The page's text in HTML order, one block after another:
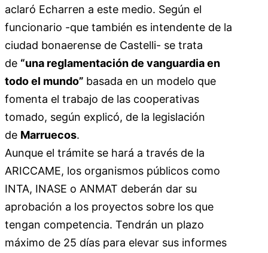
aclaró Echarren a este medio. Según el
funcionario -que también es intendente de la
ciudad bonaerense de Castelli- se trata
de “una reglamentación de vanguardia en
todo el mundo” basada en un modelo que
fomenta el trabajo de las cooperativas
tomado, según explicó, de la legislación
de Marruecos.
Aunque el trámite se hará a través de la
ARICCAME, los organismos públicos como
INTA, INASE o ANMAT deberán dar su
aprobación a los proyectos sobre los que
tengan competencia. Tendrán un plazo
máximo de 25 días para elevar sus informes